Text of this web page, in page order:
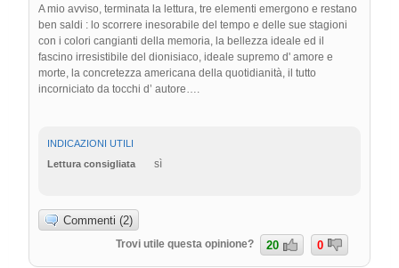
A mio avviso, terminata la lettura, tre elementi emergono e restano
ben saldi : lo scorrere inesorabile del tempo e delle sue stagioni
con i colori cangianti della memoria, la bellezza ideale ed il
fascino irresistibile del dionisiaco, ideale supremo d' amore e
morte, la concretezza americana della quotidianità, il tutto
incorniciato da tocchi d’ autore….
INDICAZIONI UTILI
Lettura consigliata
sì
Commenti (2)
Trovi utile questa opinione? 20 0